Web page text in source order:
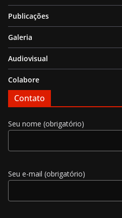
Publicações
Galeria
Audiovisual
Colabore
Contato
Seu nome (obrigatório)
Seu e-mail (obrigatório)